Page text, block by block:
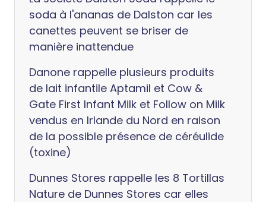
soda à l'ananas de Dalston car les
canettes peuvent se briser de
manière inattendue
Danone rappelle plusieurs produits
de lait infantile Aptamil et Cow &
Gate First Infant Milk et Follow on Milk
vendus en Irlande du Nord en raison
de la possible présence de céréulide
(toxine)
Dunnes Stores rappelle les 8 Tortillas
Nature de Dunnes Stores car elles